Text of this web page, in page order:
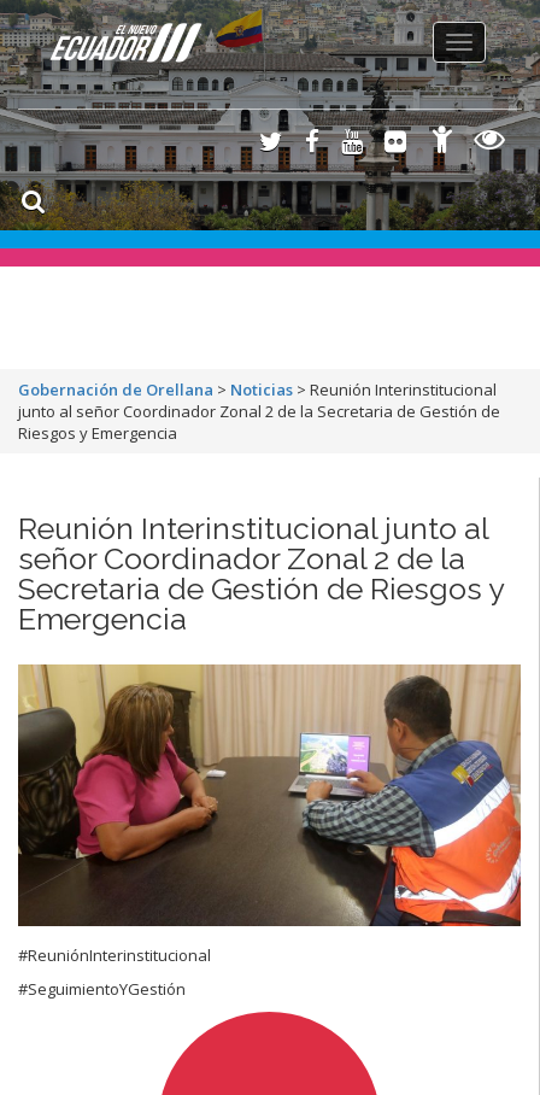
Toggle
navigation
Gobernación de Orellana > Noticias > Reunión Interinstitucional
junto al señor Coordinador Zonal 2 de la Secretaria de Gestión de
Riesgos y Emergencia
Reunión Interinstitucional junto al
señor Coordinador Zonal 2 de la
Secretaria de Gestión de Riesgos y
Emergencia
#ReuniónInterinstitucional
#SeguimientoYGestión